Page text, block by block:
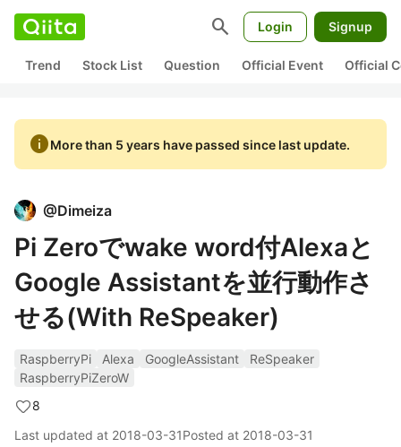
search Login Signup
Trend Stock List Question Official Event Official
infoMore than 5 years have passed since last update.
@Dimeiza
Pi Zeroでwake word付Alexaと
Google Assistantを並行動作さ
せる(With ReSpeaker)
RaspberryPi Alexa GoogleAssistant
ReSpeaker
RaspberryPiZeroW
8
Last updated at 2018-03-31Posted at 2018-03-31